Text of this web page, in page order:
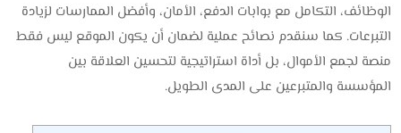
الوظائف، التكامل مع بوابات الدفع، الأمان، وأفضل الممارسات لزيادة
التبرعات. كما سنقدم نصائح عملية لضمان أن يكون الموقع ليس فقط
منصة لجمع الأموال، بل أداة استراتيجية لتحسين العلاقة بين
المؤسسة والمتبرعين على المدى الطويل.